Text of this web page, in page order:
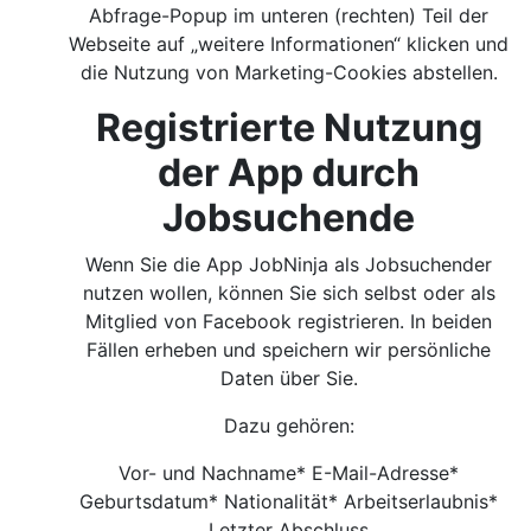
Abfrage-Popup im unteren (rechten) Teil der
Webseite auf „weitere Informationen“ klicken und
die Nutzung von Marketing-Cookies abstellen.
Registrierte Nutzung
der App durch
Jobsuchende
Wenn Sie die App JobNinja als Jobsuchender
nutzen wollen, können Sie sich selbst oder als
Mitglied von Facebook registrieren. In beiden
Fällen erheben und speichern wir persönliche
Daten über Sie.
Dazu gehören:
Vor- und Nachname* E-Mail-Adresse*
Geburtsdatum* Nationalität* Arbeitserlaubnis*